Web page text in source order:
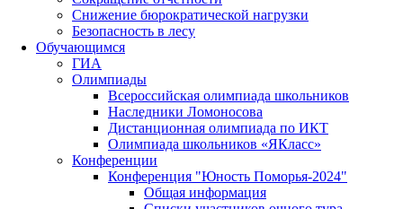
Снижение бюрократической нагрузки
Безопасность в лесу
Обучающимся
ГИА
Олимпиады
Всероссийская олимпиада школьников
Наследники Ломоносова
Дистанционная олимпиада по ИКТ
Олимпиада школьников «ЯКласс»
Конференции
Конференция "Юность Поморья-2024"
Общая информация